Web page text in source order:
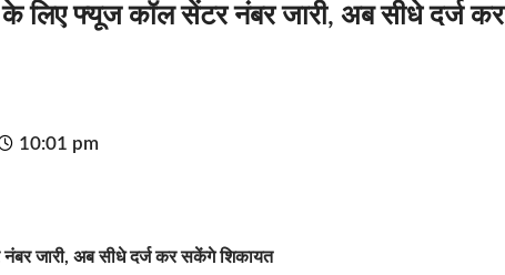
के लिए फ्यूज कॉल सेंटर नंबर जारी, अब सीधे दर्ज कर
10:01 pm
जारी, अब सीधे दर्ज कर सकेंगे शिकायत